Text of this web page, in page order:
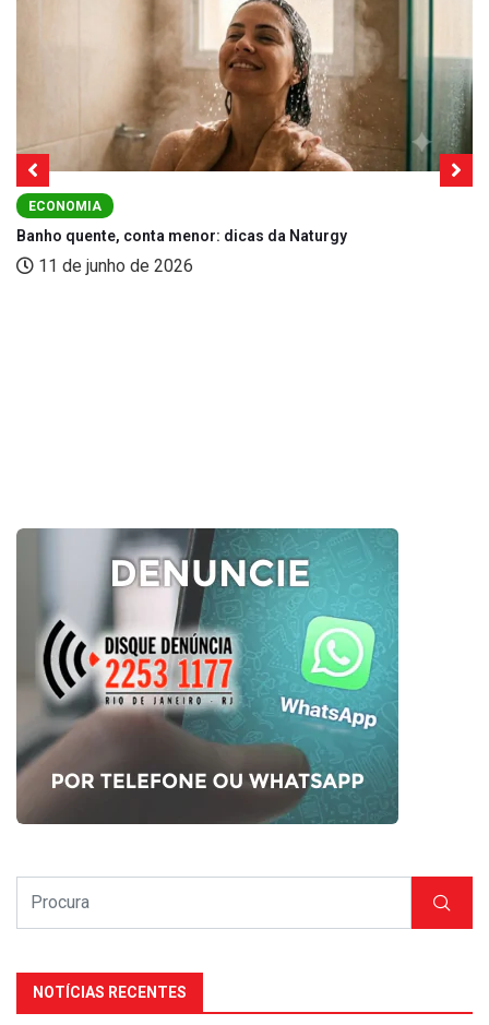
ECONOMIA
Banho quente, conta menor: dicas da Naturgy
11 de junho de 2026
NOTÍCIAS RECENTES